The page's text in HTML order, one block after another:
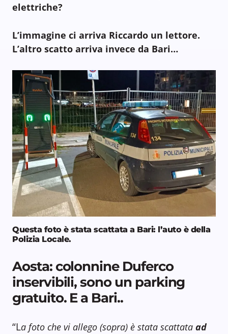
elettriche?
L’immagine ci arriva Riccardo un lettore.
L’altro scatto arriva invece da Bari…
Questa foto è stata scattata a Bari: l’auto è della
Polizia Locale.
Aosta: colonnine Duferco
inservibili, sono un parking
gratuito. E a Bari..
“La foto che vi allego (sopra) è stata scattata ad